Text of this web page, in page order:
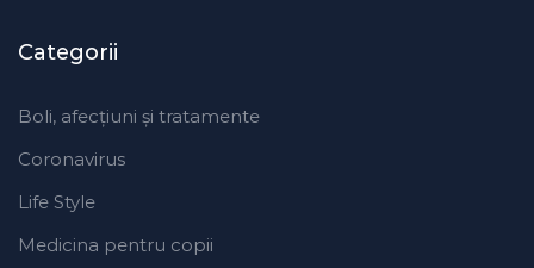
Categorii
Boli, afecțiuni și tratamente
Coronavirus
Life Style
Medicina pentru copii